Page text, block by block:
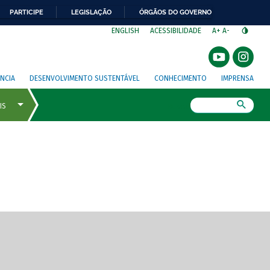
PARTICIPE LEGISLAÇÃO ÓRGÃOS DO GOVERNO
ENGLISH ACESSIBILIDADE A+ A-
DESENVOLVIMENTO SUSTENTÁVEL CONHECIMENTO IMPRENSA
de tela